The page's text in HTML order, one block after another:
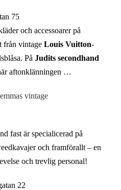
75
och accessoarer på
från vintage Louis Vuitton-
PåJudits secondhand
aftonklänningen …
fast är specialicerad på
och framförallt – en
och trevlig personal!
22